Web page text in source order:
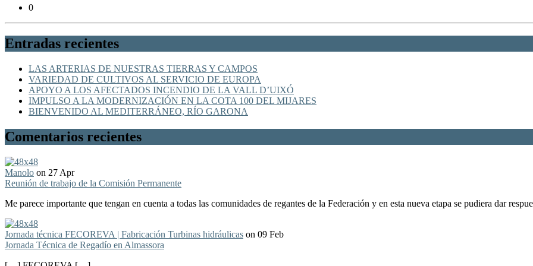
0
Entradas recientes
LAS ARTERIAS DE NUESTRAS TIERRAS Y CAMPOS
VARIEDAD DE CULTIVOS AL SERVICIO DE EUROPA
APOYO A LOS AFECTADOS INCENDIO DE LA VALL D’UIXÓ
IMPULSO A LA MODERNIZACIÓN EN LA COTA 100 DEL MIJARES
BIENVENIDO AL MEDITERRÁNEO, RÍO GARONA
Comentarios recientes
Manolo on 27 Apr
Reunión de trabajo de la Comisión Permanente
Me parece importante que tengan en cuenta a todas las comunidades de regantes de la Federación y en esta nueva etapa se pudiera dar
Jornada técnica FECOREVA | Fabricación Turbinas hidráulicas on 09 Feb
Jornada Técnica de Regadío en Almassora